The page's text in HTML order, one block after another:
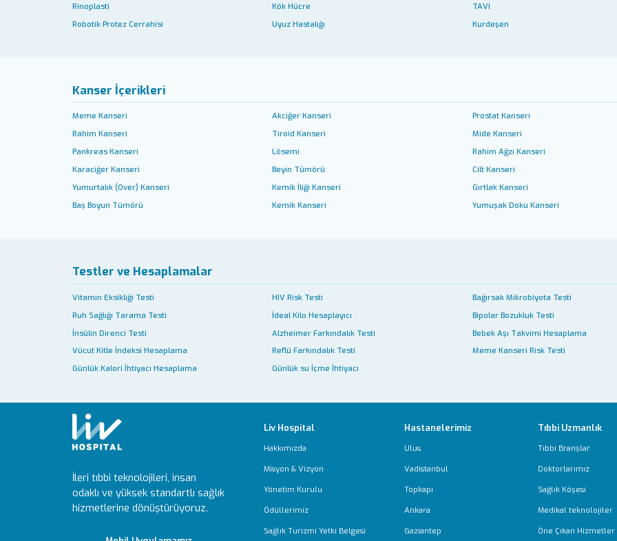
Rinoplasti
Kök Hücre TAVI
Robotik Protez Cerrahisi
Uyuz Hastalığı Kurdeşen
Kanser İçerikleri
Meme Kanseri Akciğer Kanseri Prostat Kanseri
Rahim Kanseri
Tiroid Kanseri Mide Kanseri
Pankreas Kanseri
Lösemi Rahim Ağzı Kanseri
Karaciğer Kanseri
Beyin Tümörü Cilt Kanseri
Yumurtalık (Over) Kanseri
Kemik İliği Kanseri Gırtlak Kanseri
Baş Boyun Tümörü
Kemik Kanseri Yumuşak Doku Kanseri
Testler ve Hesaplamalar
Vitamin Eksikliği Testi HIV Risk Testi Bağırsak Mikrobiyota Testi
Ruh Sağlığı Tarama Testi
İdeal Kilo Hesaplayıcı Bipolar Bozukluk Testi
İnsülin Direnci Testi
Alzheimer Farkındalık Testi Bebek Aşı Takvimi Hesaplama
Vücut Kitle İndeksi Hesaplama
Reflü Farkındalık Testi Meme Kanseri Risk Testi
Günlük Kalori İhtiyacı Hesaplama
Günlük su İçme İhtiyacı
İleri tıbbi teknolojileri, insan
odaklı ve yüksek standartlı sağlık
hizmetlerine dönüştürüyoruz.
Liv Hospital
Hakkımızda
Misyon & Vizyon
Yönetim Kurulu
Ödüllerimiz
Sağlık Turizmi Yetki Belgesi
Hastanelerimiz
Ulus
Vadistanbul
Topkapı
Ankara
Gaziantep
Tıbbi Uzmanlık
Tıbbi Branşlar
Doktorlarımız
Sağlık Köşesi
Medikal teknolojiler
Öne Çıkan Hizmetler